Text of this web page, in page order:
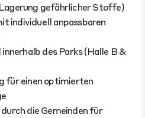
gefährlicher Stoffe)​
individuell anpassbaren
des Parks (Halle B &
für einen optimierten
die Gemeinden für